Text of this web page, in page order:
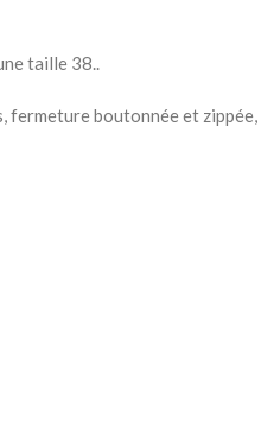
taille 38.
fermeture boutonnée et zippée,